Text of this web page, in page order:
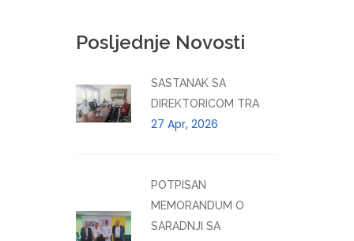
Posljednje Novosti
SASTANAK SA
DIREKTORICOM TRA
27 Apr, 2026
POTPISAN
MEMORANDUM O
SARADNJI SA